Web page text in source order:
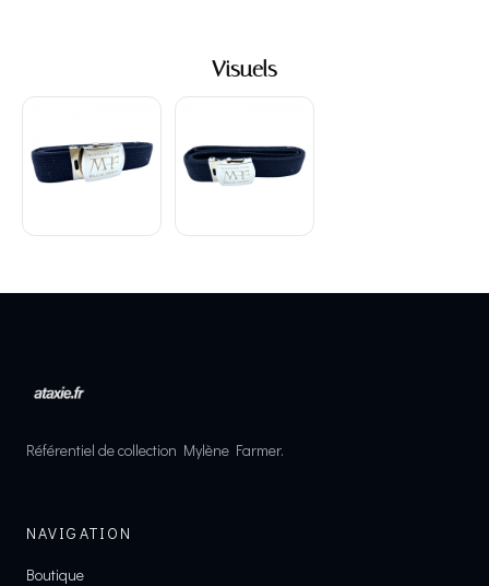
Visuels
Référentiel de collection Mylène Farmer.
NAVIGATION
Boutique